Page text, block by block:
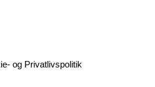
og Privatlivspolitik